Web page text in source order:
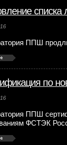
списка
ППШ
по
ППШ
ФСТЭК